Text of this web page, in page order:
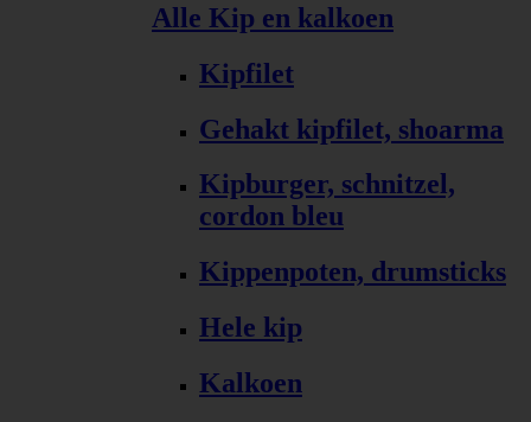
Alle Kip en kalkoen
Kipfilet
Gehakt kipfilet, shoarma
Kipburger, schnitzel,
cordon bleu
Kippenpoten, drumsticks
Hele kip
Kalkoen